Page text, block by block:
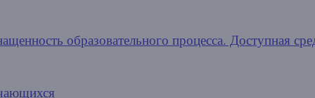
образовательного процесса. Доступная